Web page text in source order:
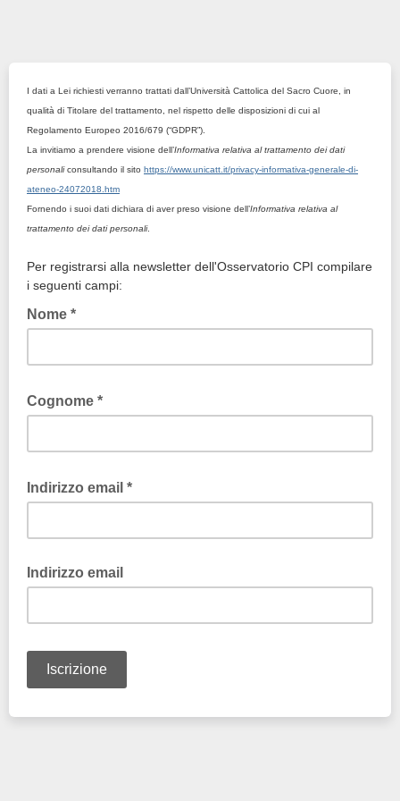
I dati a Lei richiesti verranno trattati dall’Università Cattolica del Sacro Cuore, in
qualità di Titolare del trattamento, nel rispetto delle disposizioni di cui al
Regolamento Europeo 2016/679 (“GDPR”).
La invitiamo a prendere visione dell’Informativa relativa al trattamento dei dati
personaliconsultando il sito https://www.unicatt.it/privacy-informativa-generale-di-
ateneo-24072018.htm
Fornendo i suoi dati dichiara di aver preso visione dell’Informativa relativa al
trattamento dei dati personali.
Per registrarsi alla newsletter dell'Osservatorio CPI compilare
i seguenti campi:
Nome *
Cognome *
Indirizzo email *
Indirizzo email